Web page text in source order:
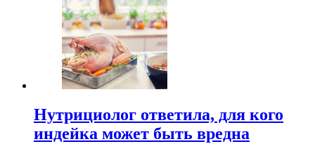
Нутрициолог ответила, для кого
индейка может быть вредна